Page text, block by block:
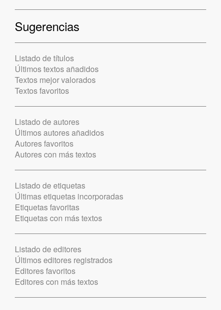
Sugerencias
Listado de títulos
Últimos textos añadidos
Textos mejor valorados
Textos favoritos
Listado de autores
Últimos autores añadidos
Autores favoritos
Autores con más textos
Listado de etiquetas
Últimas etiquetas incorporadas
Etiquetas favoritas
Etiquetas con más textos
Listado de editores
Últimos editores registrados
Editores favoritos
Editores con más textos